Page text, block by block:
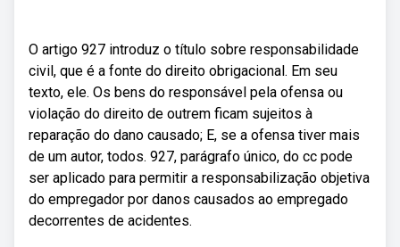
O artigo 927 introduz o título sobre responsabilidade
civil, que é a fonte do direito obrigacional. Em seu
texto, ele. Os bens do responsável pela ofensa ou
violação do direito de outrem ficam sujeitos à
reparação do dano causado; E, se a ofensa tiver mais
de um autor, todos. 927, parágrafo único, do cc pode
ser aplicado para permitir a responsabilização objetiva
do empregador por danos causados ao empregado
decorrentes de acidentes.